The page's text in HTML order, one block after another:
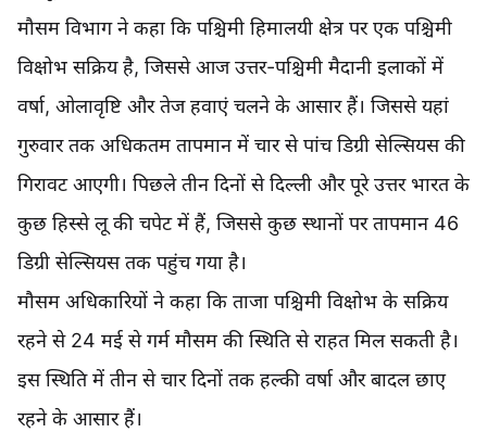
मौसम विभाग ने कहा कि पश्चिमी हिमालयी क्षेत्र पर एक पश्चिमी
विक्षोभ सक्रिय है, जिससे आज उत्तर-पश्चिमी मैदानी इलाकों में
वर्षा, ओलावृष्टि और तेज हवाएं चलने के आसार हैं। जिससे यहां
गुरुवार तक अधिकतम तापमान में चार से पांच डिग्री सेल्सियस की
गिरावट आएगी। पिछले तीन दिनों से दिल्ली और पूरे उत्तर भारत के
कुछ हिस्से लू की चपेट में हैं, जिससे कुछ स्थानों पर तापमान 46
डिग्री सेल्सियस तक पहुंच गया है।
मौसम अधिकारियों ने कहा कि ताजा पश्चिमी विक्षोभ के सक्रिय
रहने से 24 मई से गर्म मौसम की स्थिति से राहत मिल सकती है।
इस स्थिति में तीन से चार दिनों तक हल्की वर्षा और बादल छाए
रहने के आसार हैं।